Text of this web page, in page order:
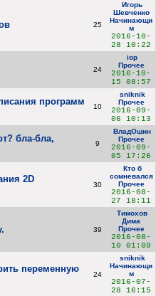
25
Игорь
Шевченко
Начинающи
м
2016-10-
28 10:22
24
iop
Прочее
2016-10-
15 08:57
программ
10
sniknik
Прочее
2016-09-
06 10:13
бла-бла,
9
ВладОшин
Прочее
2016-09-
05 17:26
2D
30
Кто б
сомневался
Прочее
2016-08-
27 18:11
39
Тимохов
Дима
Прочее
2016-08-
10 01:09
переменную
24
sniknik
Начинающи
м
2016-07-
28 16:15